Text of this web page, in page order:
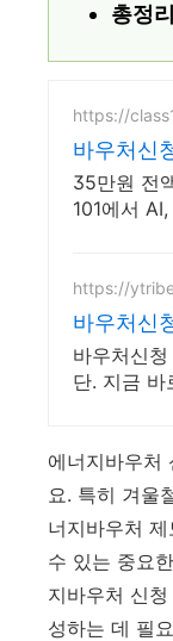
총정리
https://
바우처신
만원 역대
35만원 전
101에서
https://
바우처신
바우처신
단. 지금 바
에너지바우처
요. 특히 겨울
너지바우처
수 있는 중요
지바우처 신
성하는 데 필